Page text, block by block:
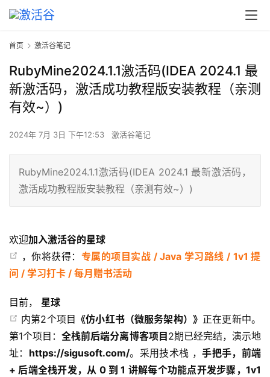
首页 激活谷笔记
RubyMine2024.1.1激活码(IDEA 2024.1 最
新激活码，激活成功教程版安装教程（亲测
有效~）)
2024年 7月 3日 下午12:53 激活谷笔记
RubyMine2024.1.1激活码(IDEA 2024.1 最新激活码，
激活成功教程版安装教程（亲测有效~）)
欢迎加入激活谷的星球
，你将获得： 专属的项目实战 / Java 学习路线 / 1v1 提
问 / 学习打卡 / 每月赠书活动
目前， 星球
内第2个项目 《仿小红书（微服务架构）》 正在更新中。
第1个项目：全栈前后端分离博客项目 2期已经完结，演示地
址： https://sigusoft.com/。采用技术栈 ，手把手，前端
+ 后端全栈开发，从 0 到 1 讲解每个功能点开发步骤，1v1